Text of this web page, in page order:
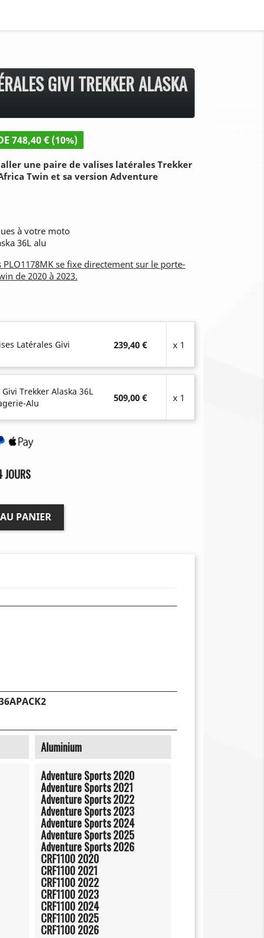
GIVI TREKKER ALASKA
748,40 € (10%)
une paire de valises latérales Trekker
Twin et sa version Adventure
à votre moto
36L alu
se fixe directement sur le porte-
de 2020 à 2023.
Latérales Givi 239,40 € x 1
Trekker Alaska 36L
Alu
509,00 € x 1
JOURS
PANIER
Aluminium
Adventure Sports 2020
Adventure Sports 2021
Adventure Sports 2022
Adventure Sports 2023
Adventure Sports 2024
Adventure Sports 2025
Adventure Sports 2026
CRF1100 2020
CRF1100 2021
CRF1100 2022
CRF1100 2023
CRF1100 2024
CRF1100 2025
CRF1100 2026